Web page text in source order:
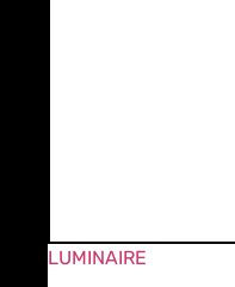
LUMINAIRE